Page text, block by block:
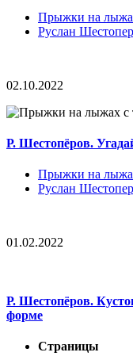
Прыжки на
Руслан
02.10.2022
Р. Шестопёров.
Прыжки на
Руслан
01.02.2022
Р. Шестопёров.
форме
Страницы